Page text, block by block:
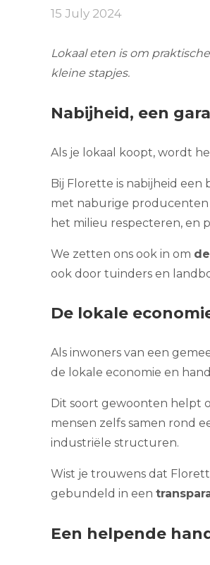
15 July 2024
Lokaal eten is om
kleine stapjes.
Nabijheid, een
Als je lokaal koopt, wordt
Bij Florette is nabijheid een
met naburige producenten
het milieu respecteren, en
We zetten ons ook in om
ook door tuinders en
De lokale
Als inwoners van een
de lokale economie en
Dit soort gewoonten helpt
mensen zelfs samen rond
industriële structuren.
Wist je trouwens dat
gebundeld in een
Een helpende